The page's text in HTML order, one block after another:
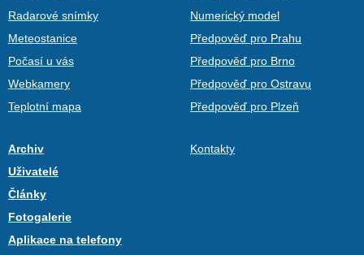
Radarové snímky
Meteostanice
Počasí u vás
Webkamery
Teplotní mapa
Numerický model
Předpověď pro Prahu
Předpověď pro Brno
Předpověď pro Ostravu
Předpověď pro Plzeň
Archiv
Uživatelé
Články
Fotogalerie
Aplikace na telefony
Kontakty